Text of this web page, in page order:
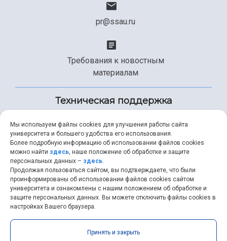
pr@ssau.ru
Требования к новостным
материалам
Техническая поддержка
+7 (846) 267-49-99
help@ssau.ru
Самарский университет © 2026 |ssau.ru
Мы используем файлы cookies для улучшения работы сайта
университета и большего удобства его использования.
Более подробную информацию об использовании файлов cookies
можно найти здесь, наше положение об обработке и защите
персональных данных – здесь.
Продолжая пользоваться сайтом, вы подтверждаете, что были
проинформированы об использовании файлов cookies сайтом
университета и ознакомлены с нашим положением об обработке и
защите персональных данных. Вы можете отключить файлы cookies в
настройках Вашего браузера.
Принять и закрыть